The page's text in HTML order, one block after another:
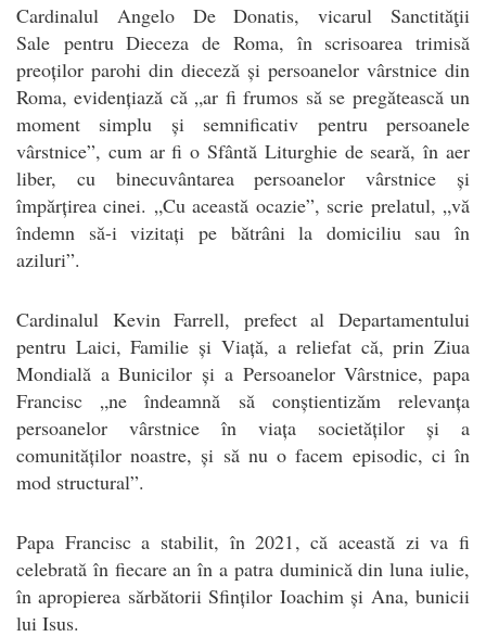
Cardinalul Angelo De Donatis, vicarul Sanctităţii
Sale pentru Dieceza de Roma, în scrisoarea trimisă
preoților parohi din dieceză și persoanelor vârstnice din
Roma, evidențiază că „ar fi frumos să se pregătească un
moment simplu și semnificativ pentru persoanele
vârstnice”, cum ar fi o Sfântă Liturghie de seară, în aer
liber, cu binecuvântarea persoanelor vârstnice și
împărțirea cinei. „Cu această ocazie”, scrie prelatul, „vă
îndemn să-i vizitați pe bătrâni la domiciliu sau în
aziluri”.
Cardinalul Kevin Farrell, prefect al Departamentului
pentru Laici, Familie și Viață, a reliefat că, prin Ziua
Mondială a Bunicilor și a Persoanelor Vârstnice, papa
Francisc „ne îndeamnă să conștientizăm relevanța
persoanelor vârstnice în viața societăților și a
comunităților noastre, și să nu o facem episodic, ci în
mod structural”.
Papa Francisc a stabilit, în 2021, că această zi va fi
celebrată în fiecare an în a patra duminică din luna iulie,
în apropierea sărbătorii Sfinților Ioachim și Ana, bunicii
lui Isus.